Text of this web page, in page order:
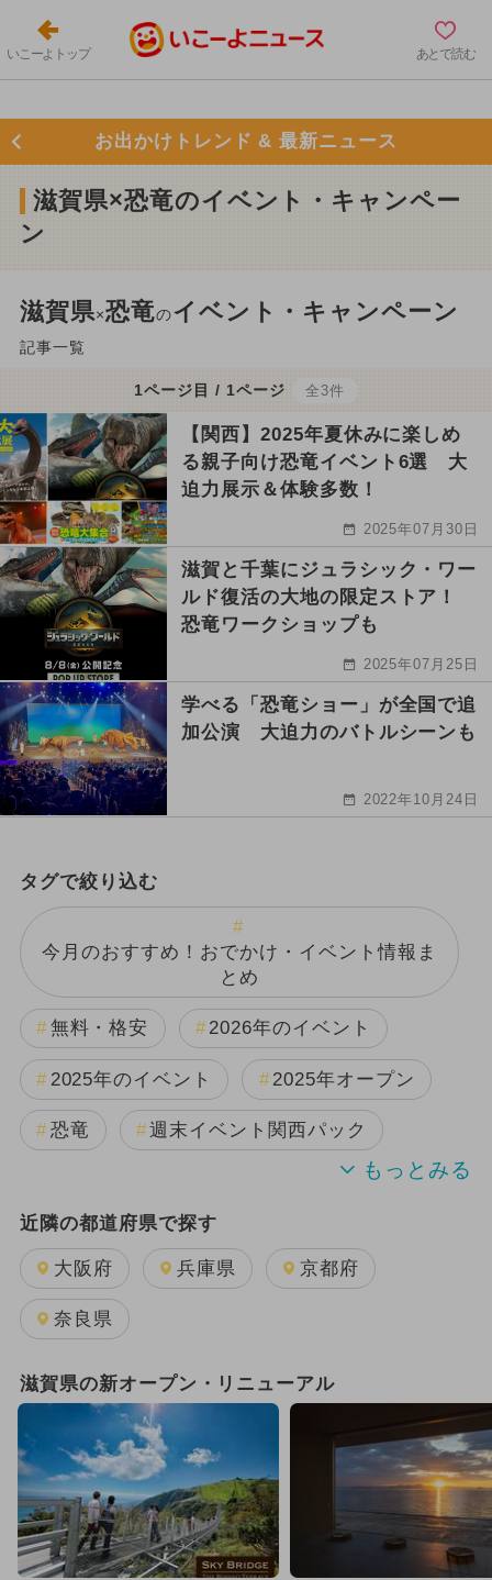
いこーよトップ あとで読む
お出かけトレンド & 最新ニュース
滋賀県×恐竜のイベント・キャンペー
ン
滋賀県×恐竜のイベント・キャンペーン
記事一覧
1ページ目 / 1ページ 全3件
【関西】2025年夏休みに楽しめ
る親子向け恐竜イベント6選 大
迫力展示＆体験多数！
2025年07月30日
滋賀と千葉にジュラシック・ワー
ルド復活の大地の限定ストア！
恐竜ワークショップも
2025年07月25日
学べる「恐竜ショー」が全国で追
加公演 大迫力のバトルシーンも
2022年10月24日
タグで絞り込む
今月のおすすめ！おでかけ・イベント情報ま
とめ
無料・格安 2026年のイベント
2025年のイベント 2025年オープン
恐竜 週末イベント関西パック
2024年のイベント
2025年11月のイベント
2026年8月のイベント
GW(ゴールデンウィーク)
2026年2月のイベント
2026年1月のイベント
2026年7月のイベント
近隣の都道府県で探す
大阪府 兵庫県 京都府
奈良県
滋賀県の新オープン・リニューアル